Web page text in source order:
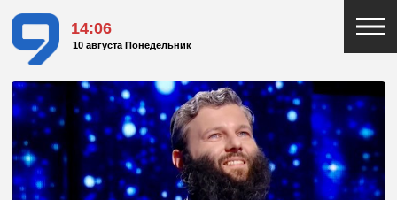
14:06
10 августа Понедельник